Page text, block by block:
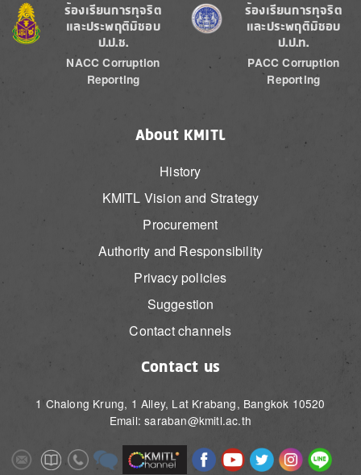
Image
ร้องเรียนการทุจริต
และประพฤติมิชอบ
ป.ป.ช.
NACC Corruption
Reporting
Image
ร้องเรียนการทุจริต
และประพฤติมิชอบ
ป.ป.ท.
PACC Corruption
Reporting
About KMITL
History
KMITL Vision and Strategy
Procurement
Authority and Responsibility
Privacy policies
Suggestion
Contact channels
Contact us
1 Chalong Krung, 1 Alley, Lat Krabang, Bangkok 10520
Email: saraban@kmitl.ac.th
ImageImageImageImage Image ImageImageImageImageImage